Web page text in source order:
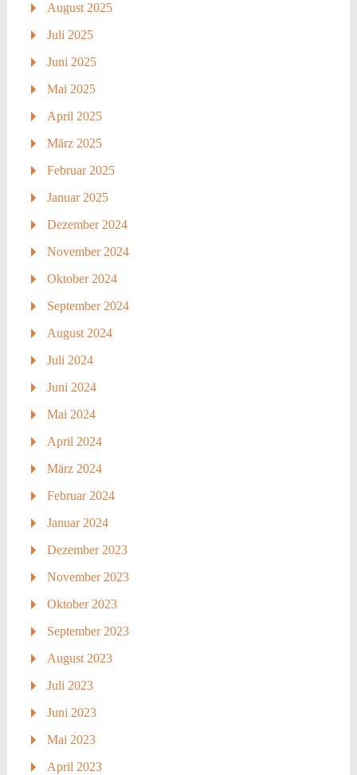
August 2025
Juli 2025
Juni 2025
Mai 2025
April 2025
März 2025
Februar 2025
Januar 2025
Dezember 2024
November 2024
Oktober 2024
September 2024
August 2024
Juli 2024
Juni 2024
Mai 2024
April 2024
März 2024
Februar 2024
Januar 2024
Dezember 2023
November 2023
Oktober 2023
September 2023
August 2023
Juli 2023
Juni 2023
Mai 2023
April 2023